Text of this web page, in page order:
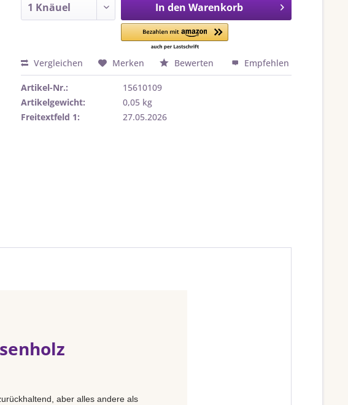
In den Warenkorb
Vergleichen Merken Bewerten Empfehlen
Artikel-Nr.:
15610109
Artikelgewicht:
0,05 kg
Freitextfeld 1:
27.05.2026
aber alles andere als